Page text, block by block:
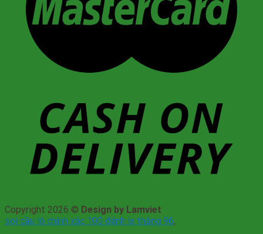
Copyright 2026 © Design by Lamviet
soi cầu lô chính xác 100 đánh la thắng 96,